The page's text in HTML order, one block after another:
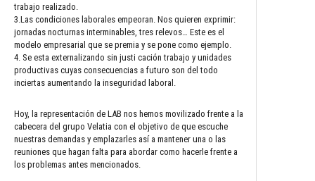
trabajo realizado.
3.Las condiciones laborales empeoran. Nos quieren exprimir:
jornadas nocturnas interminables, tres relevos… Este es el
modelo empresarial que se premia y se pone como ejemplo.
4. Se esta externalizando sin justi cación trabajo y unidades
productivas cuyas consecuencias a futuro son del todo
inciertas aumentando la inseguridad laboral.
Hoy, la representación de LAB nos hemos movilizado frente a la
cabecera del grupo Velatia con el objetivo de que escuche
nuestras demandas y emplazarles así a mantener una o las
reuniones que hagan falta para abordar como hacerle frente a
los problemas antes mencionados.